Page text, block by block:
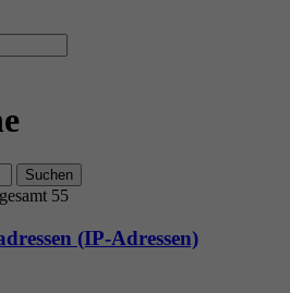
Suchen
55
(IP-Adressen)